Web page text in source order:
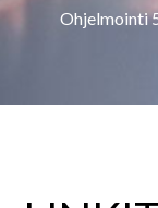
Ohjelmointi